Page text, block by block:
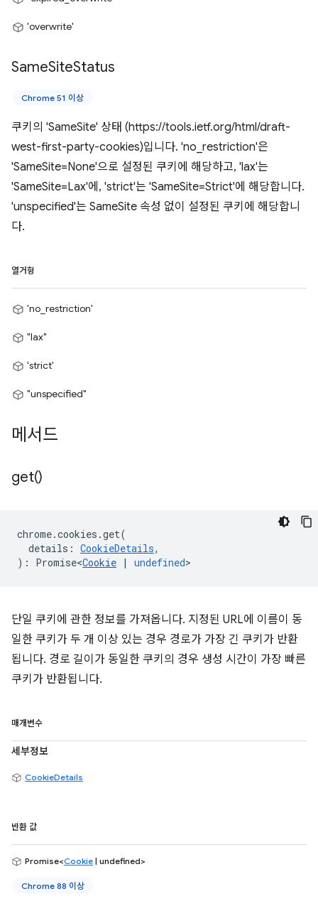
'overwrite'
SameSiteStatus
Chrome 51 이상
쿠키의 'SameSite' 상태 (https://tools.ietf.org/html/draft-
west-first-party-cookies)입니다. 'no_restriction'은
'SameSite=None'으로 설정된 쿠키에 해당하고, 'lax'는
'SameSite=Lax'에, 'strict'는 'SameSite=Strict'에 해당합니다.
'unspecified'는 SameSite 속성 없이 설정된 쿠키에 해당합니
다.
열거형
'no_restriction'
"lax"
'strict'
"unspecified"
메서드
get()
chrome.cookies .get(
details : CookieDetails,
) : Promise<Cookie | undefined>
단일 쿠키에 관한 정보를 가져옵니다. 지정된 URL에 이름이 동
일한 쿠키가 두 개 이상 있는 경우 경로가 가장 긴 쿠키가 반환
됩니다. 경로 길이가 동일한 쿠키의 경우 생성 시간이 가장 빠른
쿠키가 반환됩니다.
매개변수
세부정보
CookieDetails
반환 값
Promise<Cookie | undefined>
Chrome 88 이상